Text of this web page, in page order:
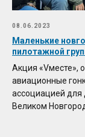
08.06.2023
Маленькие
пилотажной
Акция «Vместе»,
авиационные
ассоциацией для
Великом